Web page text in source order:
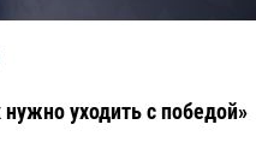
нужно уходить с победой»